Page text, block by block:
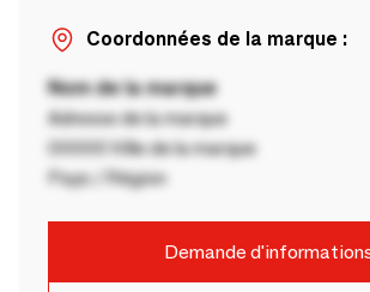
Coordonnées de la marque :
Nom de la marque
Adresse de la marque
00000 Ville de la marque
Pays / Région
Demande